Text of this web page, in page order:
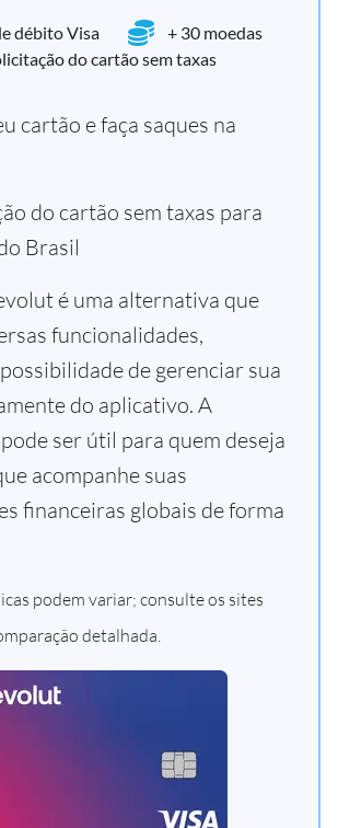
débito Visa
+ 30 moedas
do cartão sem taxas
cartão e faça saques na
do cartão sem taxas para
Brasil
é uma alternativa que
funcionalidades,
de gerenciar sua
do aplicativo. A
ser útil para quem deseja
acompanhe suas
financeiras globais de forma
podem variar; consulte os sites
detalhada.